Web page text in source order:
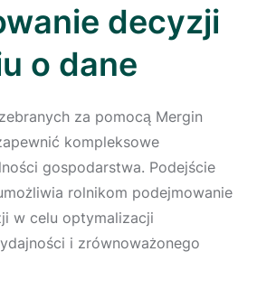
decyzji
o dane
za pomocą Mergin
kompleksowe
gospodarstwa. Podejście
rolnikom podejmowanie
w celu optymalizacji
i zrównoważonego